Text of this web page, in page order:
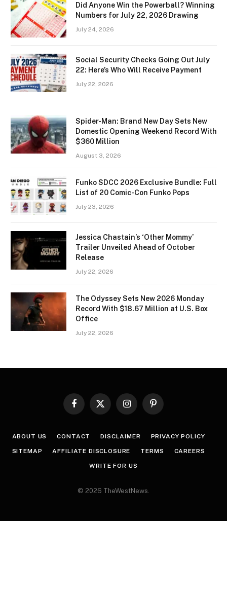
Did Anyone Win the Powerball? Winning
Numbers for July 22, 2026 Drawing
July 24, 2026
Social Security Checks Going Out July
22: Here’s Who Will Receive Payment
July 22, 2026
Spider-Man: Brand New Day Sets New
Domestic Opening Weekend Record With
$360 Million
August 3, 2026
Funko SDCC 2026 Exclusive Bundle: Full
List of 20 Comic-Con Funko Pops
July 23, 2026
Jessica Chastain’s ‘Other Mommy’
Trailer Unveiled Ahead of October
Release
July 22, 2026
The Odyssey Sets New 2026 Monday
Record With $18.67 Million at U.S. Box
Office
July 22, 2026
Facebook
X
InstagramPinterest
ABOUT US CONTACT DISCLAIMER PRIVACY POLICY
SITEMAP AFFILIATE DISCLOSURE TERMS CAREERS
WRITE FOR US
© 2026 TheWestNews.